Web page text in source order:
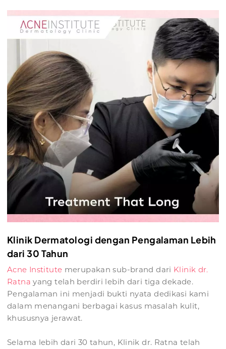
Klinik Dermatologi dengan Pengalaman Lebih
dari 30 Tahun
Acne Institute merupakan sub-brand dari Klinik dr.
Ratna yang telah berdiri lebih dari tiga dekade.
Pengalaman ini menjadi bukti nyata dedikasi kami
dalam menangani berbagai kasus masalah kulit,
khususnya jerawat.
Selama lebih dari 30 tahun, Klinik dr. Ratna telah